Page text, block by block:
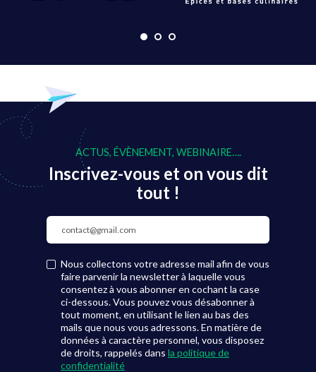
ACTUS, ÉVÈNEMENT, WEBINAIRE….
Inscrivez-vous et on vous dit
tout !
Nous collectons votre adresse mail afin de vous
faire parvenir la newsletter à laquelle vous
consentez à vous abonner en cochant la case
ci-dessous. Vous pouvez vous désabonner à
tout moment, en utilisant le lien au bas des
mails que nous vous adressons. En matière de
données à caractère personnel, vous disposez
de droits, rappelés dans la politique de
confidentialité